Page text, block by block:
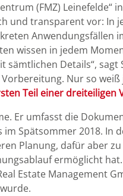
(FMZ)
und transparent vor: In
wissen in jedem
Details“,
Nur so
Teil einer dreiteiligen
Er umfasst die
Spätsommer 2018. In
Planung, dafür aber
ermöglicht
Estate Management